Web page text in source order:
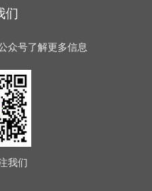
们
众号了解更多信息
我们